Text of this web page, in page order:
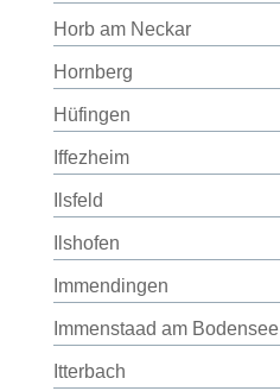
Horb am Neckar
Hornberg
Hüfingen
Iffezheim
Ilsfeld
Ilshofen
Immendingen
Immenstaad am Bodensee
Itterbach